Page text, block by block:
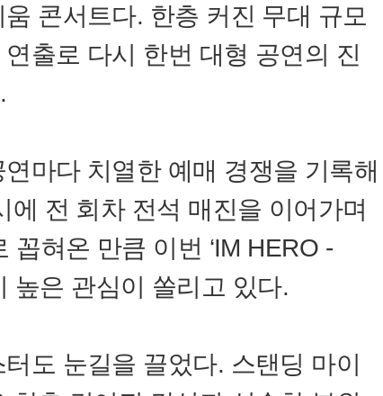
콘서트다. 한층 커진 무대 규모
출로 다시 한번 대형 공연의 진
마다 치열한 예매 경쟁을 기록해
에 전 회차 전석 매진을 이어가며
꼽혀온 만큼 이번 ‘IM HERO -
높은 관심이 쏠리고 있다.
도 눈길을 끌었다. 스탠딩 마이